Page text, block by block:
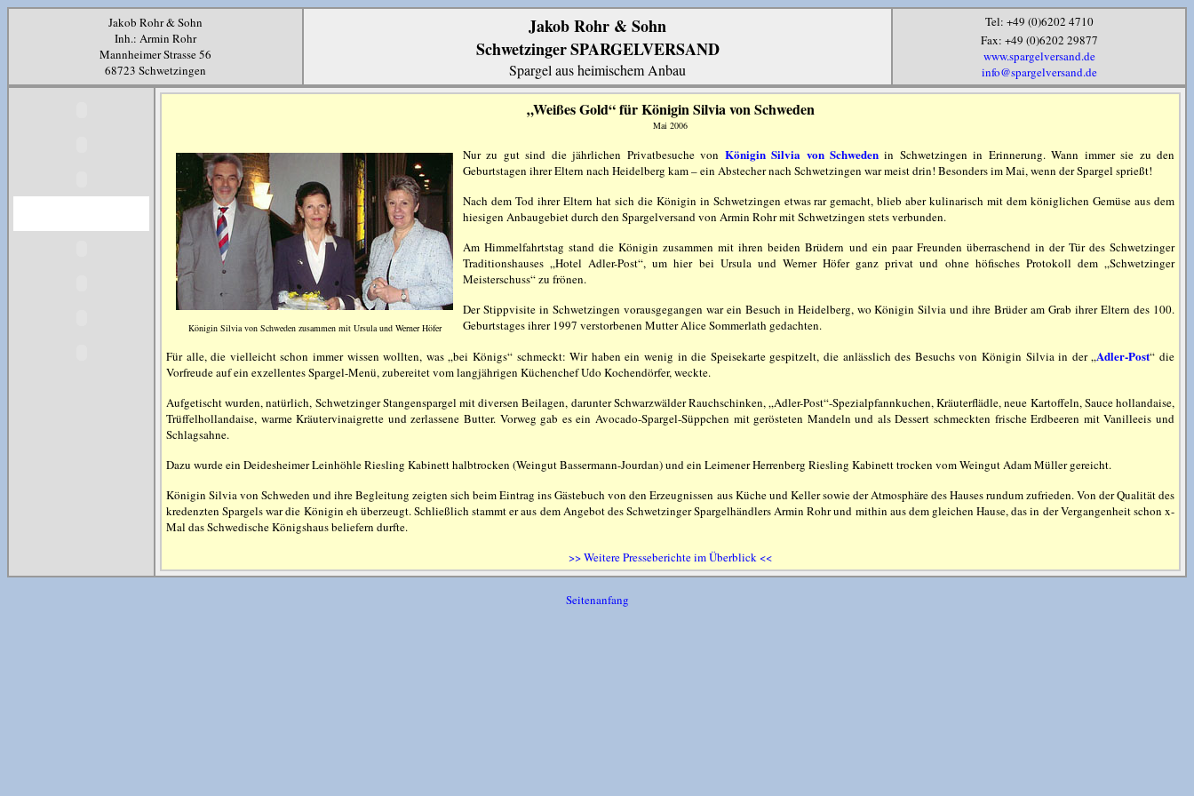
Jakob Rohr & Sohn
Inh.: Armin Rohr
Mannheimer Strasse 56
68723 Schwetzingen
Jakob Rohr & Sohn
SchwetzingerSPARGELVERSAND
Spargel aus heimischem Anbau
Tel: +49 (0)6202 4710
Fax: +49 (0)6202 29877
www.spargelversand.de
info@spargelversand.de
„Weißes Gold“ für Königin Silvia von Schweden
Mai 2006
Königin Silvia von Schweden zusammen mit Ursula und Werner Höfer
Nur zu gut sind die jährlichen Privatbesuche von Königin Silvia von Schwedenin Schwetzingen in Erinnerung. Wann immer sie zu den
Geburtstagen ihrer Eltern nach Heidelberg kam – ein Abstecher nach Schwetzingen war meist drin! Besonders im Mai, wenn der Spargel sprießt!
Nach dem Tod ihrer Eltern hat sich die Königin in Schwetzingen etwas rar gemacht, blieb aber kulinarisch mit dem königlichen Gemüse aus dem
hiesigen Anbaugebiet durch den Spargelversand von Armin Rohr mit Schwetzingen stets verbunden.
Am Himmelfahrtstag stand die Königin zusammen mit ihren beiden Brüdern und ein paar Freunden überraschend in der Tür des Schwetzinger
Traditionshauses „Hotel Adler-Post“, um hier bei Ursula und Werner Höfer ganz privat und ohne höfisches Protokoll dem „Schwetzinger
Meisterschuss“ zu frönen.
Der Stippvisite in Schwetzingen vorausgegangen war ein Besuch in Heidelberg, wo Königin Silvia und ihre Brüder am Grab ihrer Eltern des 100.
Geburtstages ihrer 1997 verstorbenen Mutter Alice Sommerlath gedachten.
Für alle, die vielleicht schon immer wissen wollten, was „bei Königs“ schmeckt: Wir haben ein wenig in die Speisekarte gespitzelt, die anlässlich des Besuchs von Königin Silvia in der „Adler-Post“ die
Vorfreude auf ein exzellentes Spargel-Menü, zubereitet vom langjährigen Küchenchef Udo Kochendörfer, weckte.
Aufgetischt wurden, natürlich, Schwetzinger Stangenspargel mit diversen Beilagen, darunter Schwarzwälder Rauchschinken, „Adler-Post“-Spezialpfannkuchen, Kräuterflädle, neue Kartoffeln, Sauce hollandaise,
Trüffelhollandaise, warme Kräutervinaigrette und zerlassene Butter. Vorweg gab es ein Avocado-Spargel-Süppchen mit gerösteten Mandeln und als Dessert schmeckten frische Erdbeeren mit Vanilleeis und
Schlagsahne.
Dazu wurde ein Deidesheimer Leinhöhle Riesling Kabinett halbtrocken (Weingut Bassermann-Jourdan) und ein Leimener Herrenberg Riesling Kabinett trocken vom Weingut Adam Müller gereicht.
Königin Silvia von Schweden und ihre Begleitung zeigten sich beim Eintrag ins Gästebuch von den Erzeugnissen aus Küche und Keller sowie der Atmosphäre des Hauses rundum zufrieden. Von der Qualität des
kredenzten Spargels war die Königin eh überzeugt. Schließlich stammt er aus dem Angebot des Schwetzinger Spargelhändlers Armin Rohr und mithin aus dem gleichen Hause, das in der Vergangenheit schon x-
Mal das Schwedische Königshaus beliefern durfte.
>> Weitere Presseberichte im Überblick <<
Seitenanfang